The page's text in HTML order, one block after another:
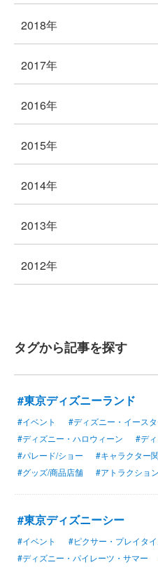
2018年
2017年
2016年
2015年
2014年
2013年
2012年
タグから記事を探す
#東京ディズニーランド
#イベント #ディズニー・イース
#ディズニー・ハロウィーン
#デ
#パレード/ショー
#キャラクター
#グッズ/商品店舗
#アトラクション
#東京ディズニーシー
#イベント #ピクサー・プレイタ
#ディズニー・パイレーツ・サマー